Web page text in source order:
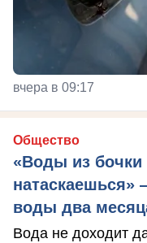
вчера в 09:17
Общество
«Воды из бочки
натаскаешься»
воды два
Вода не доходит